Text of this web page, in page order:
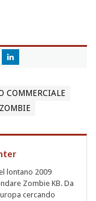
COMMERCIALE
lontano 2009
Zombie KB. Da
cercando